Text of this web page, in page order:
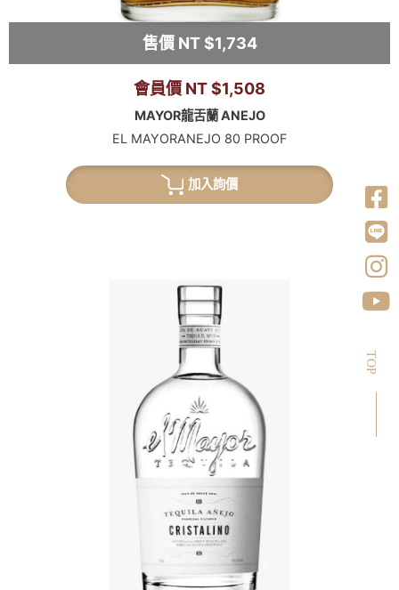
售價 NT $1,734
會員價 NT $1,508
MAYOR龍舌蘭 ANEJO
EL MAYORANEJO 80 PROOF
加入詢價
TOP